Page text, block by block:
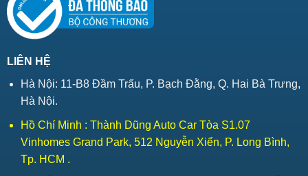
LIÊN HỆ
Hà Nội: 11-B8 Đầm Trấu, P. Bạch Đằng, Q. Hai Bà Trưng,
Hà Nội.
Hồ Chí Minh : Thành Dũng Auto Car Tòa S1.07
Vinhomes Grand Park, 512 Nguyễn Xiển, P. Long Bình,
Tp. HCM .